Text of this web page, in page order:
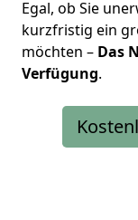
Egal, ob Sie
kurzfristig ein
möchten – Das
Verfügung.